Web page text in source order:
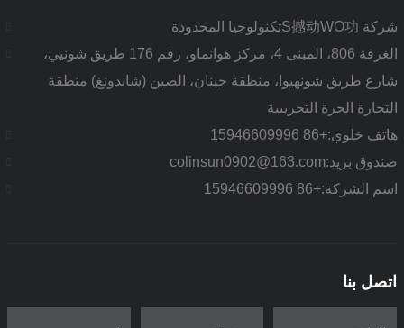
شركة S撼动WO功تكنولوجيا المحدودة
الغرفة 806، المبنى 4، مركز هوانماو، رقم 176 طريق شونيي،
شارع طريق شونهيوا، منطقة جينان، الصين (شاندونغ) منطقة
التجارة الحرة التجريبية
هاتف خلوي:+86 15946609996
صندوق بريد:colinsun0902@163.com
اسم الشركة:+86 15946609996
اتصل بنا